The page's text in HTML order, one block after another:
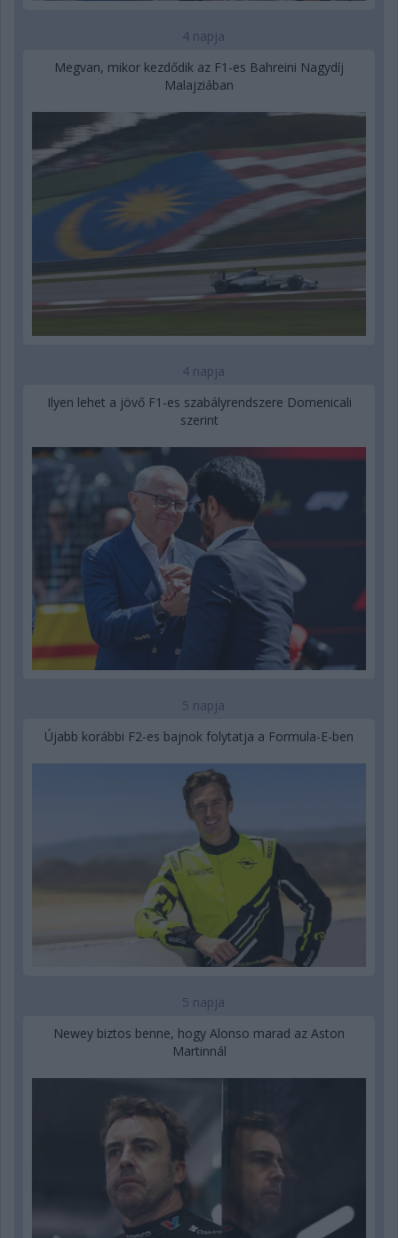
4 napja
Megvan, mikor kezdődik az F1-es Bahreini Nagydíj
Malajziában
4 napja
Ilyen lehet a jövő F1-es szabályrendszere Domenicali
szerint
5 napja
Újabb korábbi F2-es bajnok folytatja a Formula-E-ben
5 napja
Newey biztos benne, hogy Alonso marad az Aston
Martinnál